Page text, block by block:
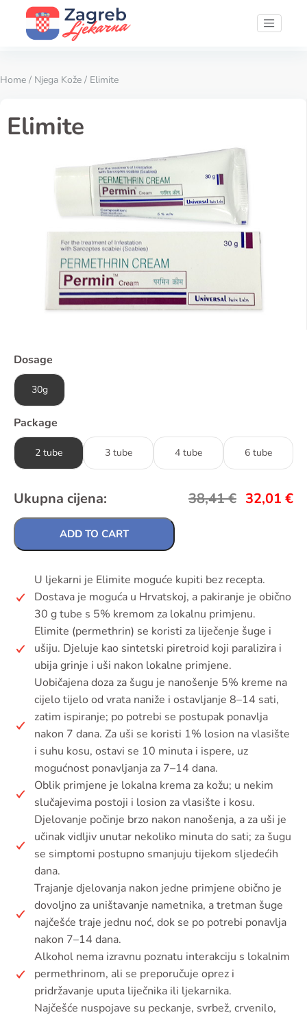
Home / Njega Kože / Elimite
Elimite
Dosage
30g
Package
2 tube 3 tube 4 tube 6 tube
Ukupna cijena: 38,41€ 32,01 €
ADD TO CART
U ljekarni je Elimite moguće kupiti bez recepta.
Dostava je moguća u Hrvatskoj, a pakiranje je obično
30 g tube s 5% kremom za lokalnu primjenu.
Elimite (permethrin) se koristi za liječenje šuge i
ušiju. Djeluje kao sintetski piretroid koji paralizira i
ubija grinje i uši nakon lokalne primjene.
Uobičajena doza za šugu je nanošenje 5% kreme na
cijelo tijelo od vrata naniže i ostavljanje 8–14 sati,
zatim ispiranje; po potrebi se postupak ponavlja
nakon 7 dana. Za uši se koristi 1% losion na vlasište
i suhu kosu, ostavi se 10 minuta i ispere, uz
mogućnost ponavljanja za 7–14 dana.
Oblik primjene je lokalna krema za kožu; u nekim
slučajevima postoji i losion za vlasište i kosu.
Djelovanje počinje brzo nakon nanošenja, a za uši je
učinak vidljiv unutar nekoliko minuta do sati; za šugu
se simptomi postupno smanjuju tijekom sljedećih
dana.
Trajanje djelovanja nakon jedne primjene obično je
dovoljno za uništavanje nametnika, a tretman šuge
najčešće traje jednu noć, dok se po potrebi ponavlja
nakon 7–14 dana.
Alkohol nema izravnu poznatu interakciju s lokalnim
permethrinom, ali se preporučuje oprez i
pridržavanje uputa liječnika ili ljekarnika.
Najčešće nuspojave su peckanje, svrbež, crvenilo,